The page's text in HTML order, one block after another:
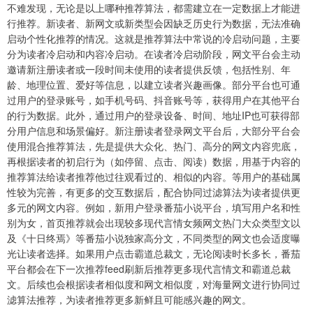
不难发现，无论是以上哪种推荐算法，都需建立在一定数据上才能进
行推荐。新读者、新网文或新类型会因缺乏历史行为数据，无法准确
启动个性化推荐的情况。这就是推荐算法中常说的冷启动问题，主要
分为读者冷启动和内容冷启动。在读者冷启动阶段，网文平台会主动
邀请新注册读者或一段时间未使用的读者提供反馈，包括性别、年
龄、地理位置、爱好等信息，以建立读者兴趣画像。部分平台也可通
过用户的登录账号，如手机号码、抖音账号等，获得用户在其他平台
的行为数据。此外，通过用户的登录设备、时间、地址IP也可获得部
分用户信息和场景偏好。新注册读者登录网文平台后，大部分平台会
使用混合推荐算法，先是提供大众化、热门、高分的网文内容兜底，
再根据读者的初启行为（如停留、点击、阅读）数据，用基于内容的
推荐算法给读者推荐他过往观看过的、相似的内容。等用户的基础属
性较为完善，有更多的交互数据后，配合协同过滤算法为读者提供更
多元的网文内容。例如，新用户登录番茄小说平台，填写用户名和性
别为女，首页推荐就会出现较多现代言情女频网文热门大众类型文以
及《十日终焉》等番茄小说独家高分文，不同类型的网文也会适度曝
光让读者选择。如果用户点击霸道总裁文，无论阅读时长多长，番茄
平台都会在下一次推荐feed刷新后推荐更多现代言情文和霸道总裁
文。后续也会根据读者相似度和网文相似度，对海量网文进行协同过
滤算法推荐，为读者推荐更多新鲜且可能感兴趣的网文。